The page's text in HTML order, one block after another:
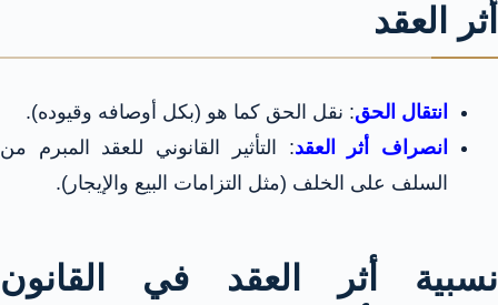
أثر العقد
انتقال الحق: نقل الحق كما هو (بكل أوصافه وقيوده).
انصراف أثر العقد: التأثير القانوني للعقد المبرم من
السلف على الخلف (مثل التزامات البيع والإيجار).
نسبية أثر العقد في القانون